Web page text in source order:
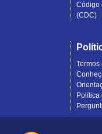
Código
(CDC)
Termos
Política